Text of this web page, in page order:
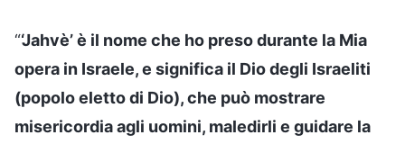
“‘Jahvè’ è il nome che ho preso durante la Mia
opera in Israele, e significa il Dio degli Israeliti
(popolo eletto di Dio), che può mostrare
misericordia agli uomini, maledirli e guidare la